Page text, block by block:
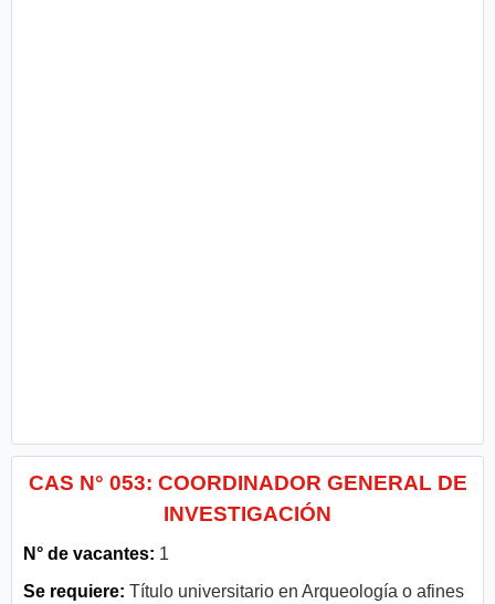
CAS N° 053: COORDINADOR GENERAL DE
INVESTIGACIÓN
N° de vacantes: 1
Se requiere: Título universitario en Arqueología o afines